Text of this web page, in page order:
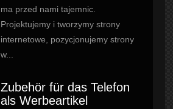
ma przed nami tajemnic.
Projektujemy i tworzymy strony
internetowe, pozycjonujemy strony
w...
Zubehör für das Telefon
als Werbeartikel